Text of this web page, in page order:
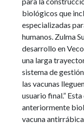
biológicos que
especializadas
humanos. Zulma
desarrollo en
una larga
sistema de
las vacunas
usuario final.”
anteriormente
vacuna